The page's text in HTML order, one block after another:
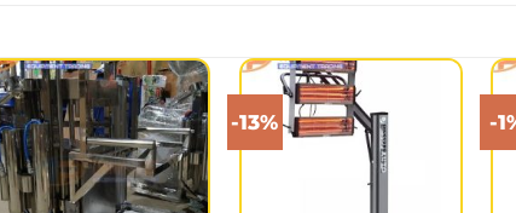
-13% -